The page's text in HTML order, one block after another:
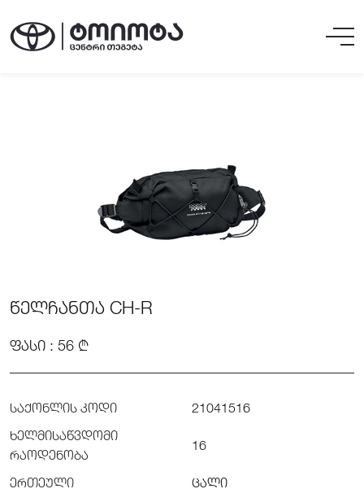
ᲬᲔᲚᲩᲐᲜᲗᲐ CH-R
ᲤᲐᲡᲘ : 56 ₾
საქონლის კოდი
21041516
ხელმისაწვდომი
რაოდენობა
16
ერთეული
ცალი